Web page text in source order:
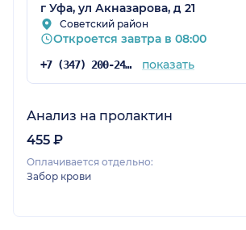
г Уфа, ул Акназарова, д 21
Советский район
Откроется завтра в 08:00
+7 (347) 200-24-71 показать
Анализ на пролактин
455 ₽
Оплачивается отдельно:
Забор крови